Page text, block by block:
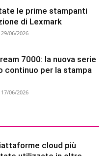
le prime stampanti
di Lexmark
29/06/2026
7000: la nuova serie
continuo per la stampa
17/06/2026
cloud più